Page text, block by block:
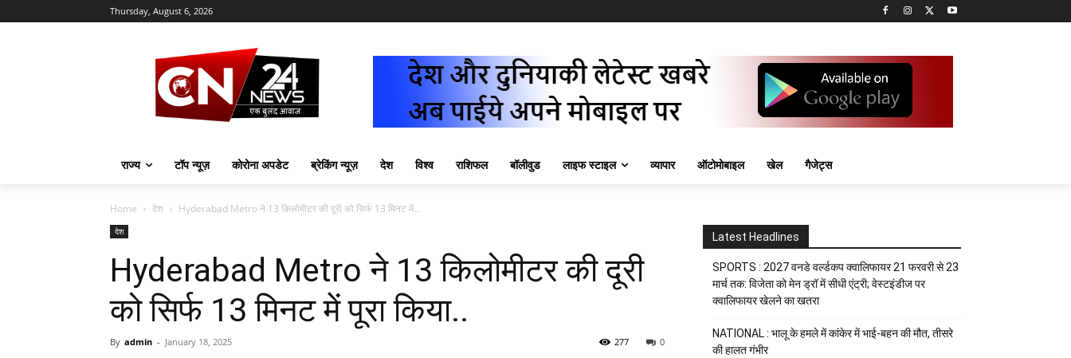
Thursday, August 6, 2026
राज्य टॉप न्यूज़ कोरोना अपडेट ब्रेकिंग न्यूज़ देश विश्व राशिफल बॉलीवुड लाइफ स्टाइल व्यापार ऑटोमोबाइल खेल गैजेट्स
Home देश Hyderabad Metro ने 13 किलोमीटर की दूरी को सिर्फ 13 मिनट में...
देश
Hyderabad Metro ने 13 किलोमीटर की दूरी
को सिर्फ 13 मिनट में पूरा किया..
By admin - January 18, 2025 0
277
Latest Headlines
SPORTS : 2027 वनडे वर्ल्डकप क्वालिफायर 21 फरवरी से 23
मार्च तक: विजेता को मेन ड्रॉ में सीधी एंट्री; वेस्टइंडीज पर
क्वालिफायर खेलने का खतरा
NATIONAL : भालू के हमले में कांकेर में भाई-बहन की मौत, तीसरे
की हालत गंभीर